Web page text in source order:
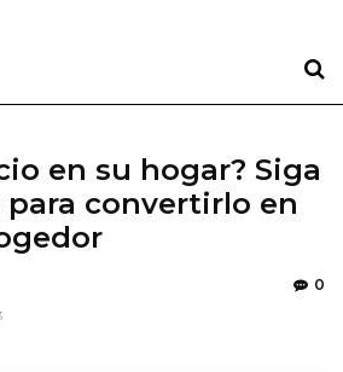
en su hogar? Siga
para convertirlo en
0